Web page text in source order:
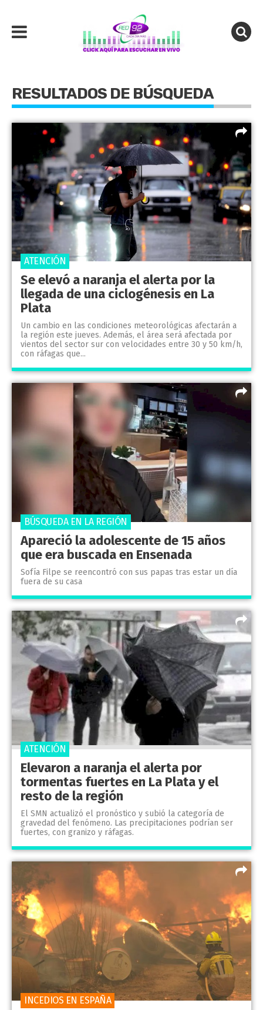
RESULTADOS DE BÚSQUEDA
Se elevó a naranja el alerta por la
llegada de una ciclogénesis en La
Plata
Un cambio en las condiciones meteorológicas afectarán a
la región este jueves. Además, el área será afectada por
vientos del sector sur con velocidades entre 30 y 50 km/h,
con ráfagas que...
ATENCIÓN
Apareció la adolescente de 15 años
que era buscada en Ensenada
Sofía Filpe se reencontró con sus papas tras estar un día
fuera de su casa
BÚSQUEDA EN LA REGIÓN
Elevaron a naranja el alerta por
tormentas fuertes en La Plata y el
resto de la región
El SMN actualizó el pronóstico y subió la categoría de
gravedad del fenómeno. Las precipitaciones podrían ser
fuertes, con granizo y ráfagas.
ATENCIÓN
INCEDIOS EN ESPAÑA